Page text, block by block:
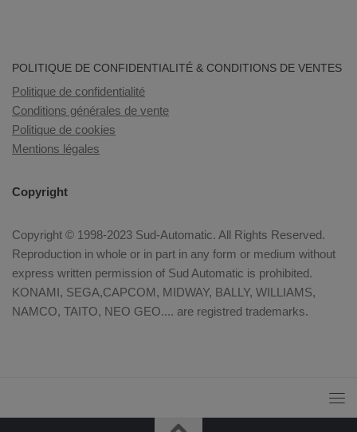
POLITIQUE DE CONFIDENTIALITÉ & CONDITIONS DE VENTES
Politique de confidentialité
Conditions générales de vente
Politique de cookies
Mentions légales
Copyright
Copyright © 1998-2023 Sud-Automatic. All Rights Reserved.
Reproduction in whole or in part in any form or medium without
express written permission of Sud Automatic is prohibited.
KONAMI, SEGA,CAPCOM, MIDWAY, BALLY, WILLIAMS,
NAMCO, TAITO, NEO GEO.... are registred trademarks.